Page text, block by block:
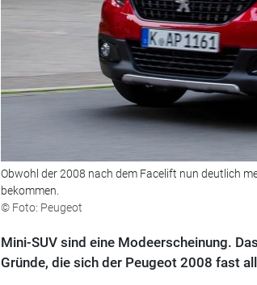
Obwohl der 2008 nach dem Facelift nun deutlich
bekommen.
© Foto: Peugeot
Mini-SUV sind eine Modeerscheinung.
Gründe, die sich der Peugeot 2008 fast